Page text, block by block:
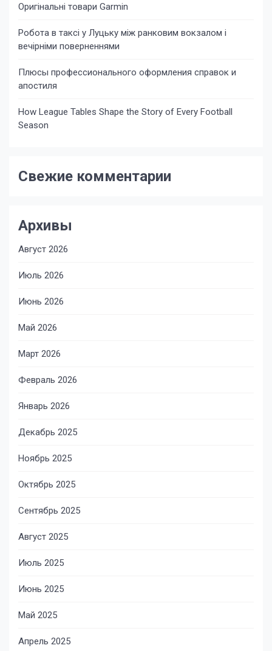
Оригінальні товари Garmin
Робота в таксі у Луцьку між ранковим вокзалом і
вечірніми поверненнями
Плюсы профессионального оформления справок и
апостиля
How League Tables Shape the Story of Every Football
Season
Свежие комментарии
Архивы
Август 2026
Июль 2026
Июнь 2026
Май 2026
Март 2026
Февраль 2026
Январь 2026
Декабрь 2025
Ноябрь 2025
Октябрь 2025
Сентябрь 2025
Август 2025
Июль 2025
Июнь 2025
Май 2025
Апрель 2025